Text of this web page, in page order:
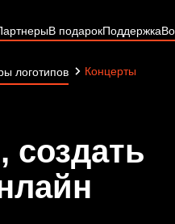
В подарокПоддержка
логотипов Концерты
создать